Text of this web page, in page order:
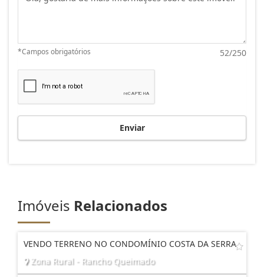
52/250
*Campos obrigatórios
Enviar
Imóveis Relacionados
VENDO TERRENO NO CONDOMÍNIO COSTA DA SERRA
Zona Rural - Rancho Queimado